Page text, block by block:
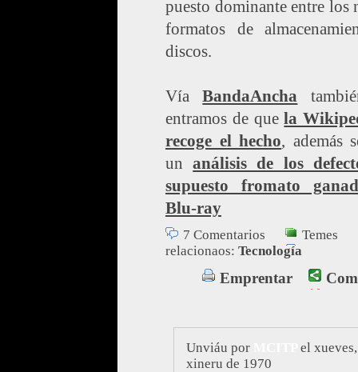
puesto dominante entre los
formatos de
discos.
VíaBandaAncha
entramos de quela
recoge el hecho, además
unanálisis de los
supuesto fromato
Blu-ray
7 Comentarios
Temes
relacionaos: Tecnología
Emprentar
Unviáu por
el
xineru de 1970